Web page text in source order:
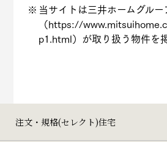
当サイトは三井ホームグルー
（https://
p1.html）が取り扱う物件を
注文・規格(セレクト)住宅